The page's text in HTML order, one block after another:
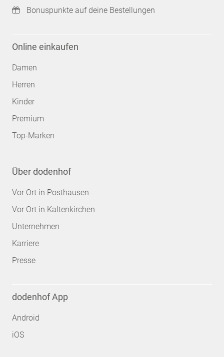
Bonuspunkte auf deine Bestellungen
Online einkaufen
Damen
Herren
Kinder
Premium
Top-Marken
Über dodenhof
Vor Ort in Posthausen
Vor Ort in Kaltenkirchen
Unternehmen
Karriere
Presse
dodenhof App
Android
iOS